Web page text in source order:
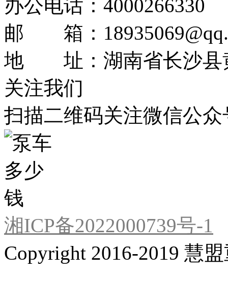
办公电话：4000266330
邮 箱：
地 址：湖南省长沙县
关注我们
扫描二维码关注微信公众
湘ICP备2022000739号-1
Copyright 2016-2019 慧